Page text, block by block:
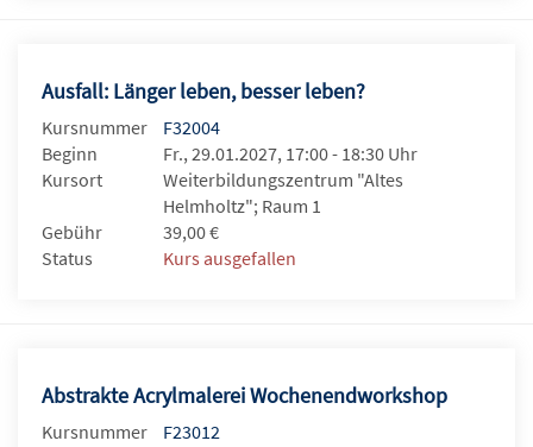
Ausfall: Länger leben, besser leben?
Kursnummer
F32004
Beginn
Fr., 29.01.2027, 17:00 - 18:30 Uhr
Kursort
Weiterbildungszentrum "Altes
Helmholtz"; Raum 1
Gebühr
39,00 €
Status
Kurs ausgefallen
Abstrakte Acrylmalerei Wochenendworkshop
Kursnummer
F23012